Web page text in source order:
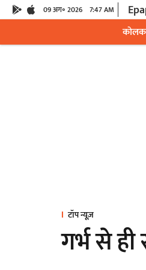
09 अग॰ 2026 7:47 AM
टॉप न्यूज़
गर्भ से